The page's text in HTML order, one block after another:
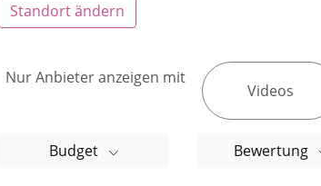
Standort ändern
Nur Anbieter anzeigen mit
Videos
Budget Bewertung